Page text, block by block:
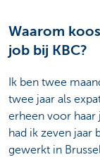
Waarom
job bij KBC?
Ik ben twee
twee jaar als
erheen voor haar
had ik zeven jaar
gewerkt in